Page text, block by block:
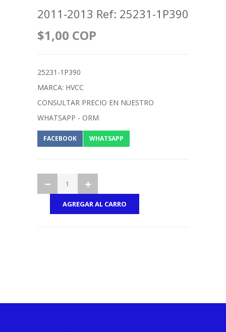
2011-2013 Ref: 25231-1P390
$1,00 COP
25231-1P390
MARCA: HVCC
CONSULTAR PRECIO EN NUESTRO
WHATSAPP - ORM
FACEBOOK WHATSAPP